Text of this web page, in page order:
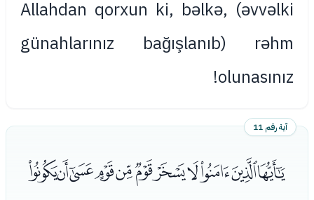
Allahdan qorxun ki, bəlkə, (əvvəlki
günahlarınız bağışlanıb) rəhm
olunasınız!
آية رقم 11
ﯨﯩﯪﯫﯬﯭﯮﯯﯰﯱﯲ